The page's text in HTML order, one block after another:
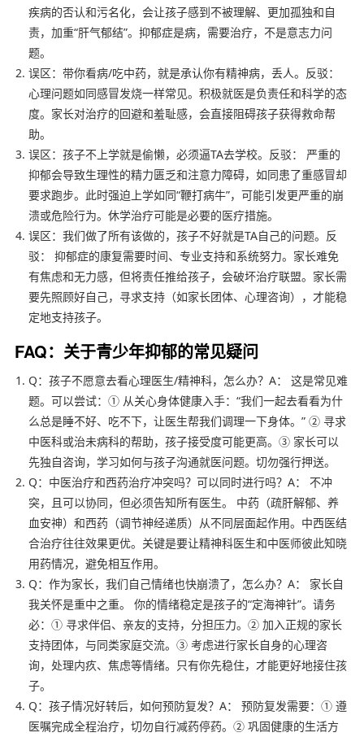
疾病的否认和污名化，会让孩子感到不被理解、更加孤独和自
责，加重“肝气郁结”。抑郁症是病，需要治疗，不是意志力问
题。
误区：带你看病/吃中药，就是承认你有精神病，丢人。反驳：
心理问题如同感冒发烧一样常见。积极就医是负责任和科学的态
度。家长对治疗的回避和羞耻感，会直接阻碍孩子获得救命帮
助。
误区：孩子不上学就是偷懒，必须逼TA去学校。反驳： 严重的
抑郁会导致生理性的精力匮乏和注意力障碍，如同患了重感冒却
要求跑步。此时强迫上学如同“鞭打病牛”，可能引发更严重的崩
溃或危险行为。休学治疗可能是必要的医疗措施。
误区：我们做了所有该做的，孩子不好就是TA自己的问题。反
驳： 抑郁症的康复需要时间、专业支持和系统努力。家长难免
有焦虑和无力感，但将责任推给孩子，会破坏治疗联盟。家长需
要先照顾好自己，寻求支持（如家长团体、心理咨询），才能稳
定地支持孩子。
FAQ：关于青少年抑郁的常见疑问
Q：孩子不愿意去看心理医生/精神科，怎么办？A： 这是常见难
题。可以尝试：① 从关心身体健康入手：“我们一起去看看为什
么总是睡不好、吃不下，让医生帮我们调理一下身体。” ② 寻求
中医科或治未病科的帮助，孩子接受度可能更高。③ 家长可以
先独自咨询，学习如何与孩子沟通就医问题。切勿强行押送。
Q：中医治疗和西药治疗冲突吗？可以同时进行吗？A： 不冲
突，且可以协同，但必须告知所有医生。 中药（疏肝解郁、养
血安神）和西药（调节神经递质）从不同层面起作用。中西医结
合治疗往往效果更优。关键是要让精神科医生和中医师彼此知晓
用药情况，避免相互作用。
Q：作为家长，我们自己情绪也快崩溃了，怎么办？A： 家长自
我关怀是重中之重。 你的情绪稳定是孩子的“定海神针”。请务
必：① 寻求伴侣、亲友的支持，分担压力。② 加入正规的家长
支持团体，与同类家庭交流。③ 考虑进行家长自身的心理咨
询，处理内疚、焦虑等情绪。只有你先稳住，才能更好地接住孩
子。
Q：孩子情况好转后，如何预防复发？A： 预防复发需要：① 遵
医嘱完成全程治疗，切勿自行减药停药。② 巩固健康的生活方